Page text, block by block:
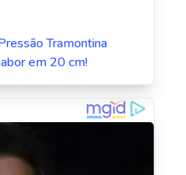
Tramontina
em 20 cm!